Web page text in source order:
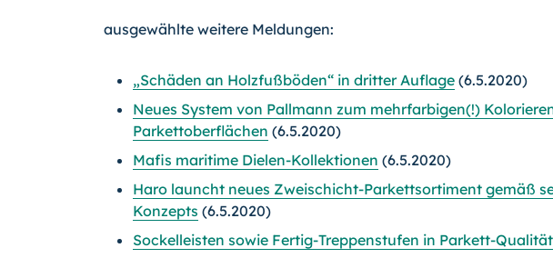
ausgewählte weitere Meldungen:
„Schäden an Holzfußböden“ in dritter Auflage (6.5.2020)
Neues System von Pallmann zum mehrfarbigen(!)
Parkettoberflächen (6.5.2020)
Mafis maritime Dielen-Kollektionen (6.5.2020)
Haro launcht neues Zweischicht-Parkettsortiment gemäß
Konzepts (6.5.2020)
Sockelleisten sowie Fertig-Treppenstufen in Parkett-